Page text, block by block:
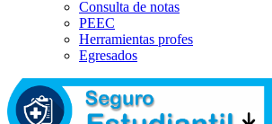
Consulta de notas
PEEC
Herramientas profes
Egresados